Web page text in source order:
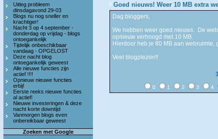
Uitleg probleem
dinsdagavond 29-03
Blogs nu nog sneller en
krachtiger!
Nacht 3 op 4 september -
donderdag op vrijdag - blogs
ontoegankelijk
Tijdelijk onbeschikbaar
vandaag - OPGELOST
Deze nacht blog
ontoegankelijk geweest
Alle nieuwe functies zijn
actief !!!!
Opnieuw nieuwe functies
erbij!
Eerste reeks nieuwe functies
al actief!
Nieuwe investeringen & deze
nacht korte downtijd
Vanmorgen blogs even
onbereikbaar geweest
Zoeken met Google
Goed nieuws! Weer 10 MB extra
Dag bloggers,
We hebben weer goed nieuws. De
opnieuw verhoogd met 10 MB.
Hierdoor heb je 80 MB aan webruimte,
Veel blogplezier!!
0 1 2 3 4